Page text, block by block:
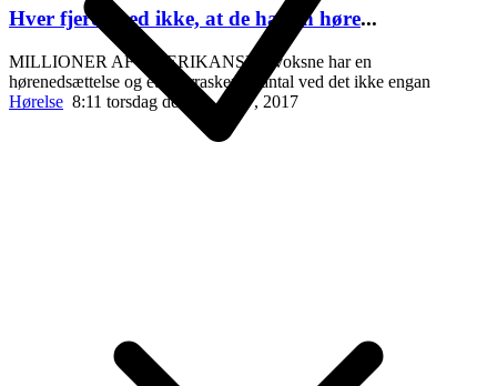
Hver fjerde ved ikke, at de har en høre...
MILLIONER AF AMERIKANSKE voksne har en
hørenedsættelse og et overraskende antal ved det ikke engan
Hørelse 8:11 torsdag den 20. april , 2017